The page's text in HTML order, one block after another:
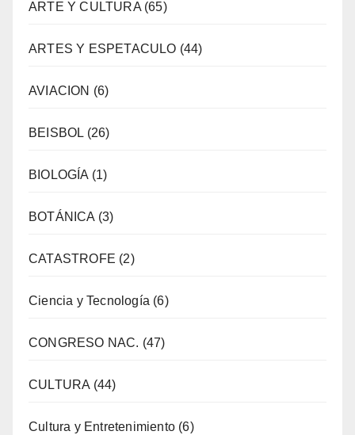
ARTE Y CULTURA(65)
ARTES Y ESPETACULO (44)
AVIACION (6)
BEISBOL (26)
BIOLOGÍA (1)
BOTÁNICA (3)
CATASTROFE (2)
Ciencia y Tecnología (6)
CONGRESO NAC. (47)
CULTURA (44)
Cultura y Entretenimiento (6)